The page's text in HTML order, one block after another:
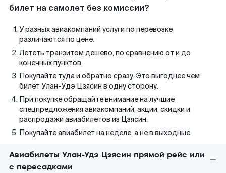
билет на самолет без комиссии?
У разных авиакомпаний услуги по перевозке
различаются по цене.
Лететь транзитом дешево, по сравнению от и до
конечных пунктов.
Покупайте туда и обратно сразу. Это выгоднее чем
билет Улан-Удэ Цзясин в одну сторону.
При покупке обращайте внимание на лучшие
спецпредложения авиакомпаний, акции, скидки и
распродажи авиабилетов из Цзясин.
Покупайте авиабилет на неделе, а не в выходные.
Авиабилеты Улан-Удэ Цзясин прямой рейс или
с пересадками